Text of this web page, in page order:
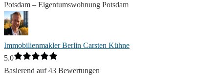
Potsdam – Eigentumswohnung Potsdam
Immobilienmakler Berlin Carsten Kühne
5.0
Basierend auf 43 Bewertungen